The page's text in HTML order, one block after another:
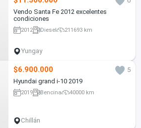
Vendo Santa Fe 2012 excelentes
condiciones
2012 Diesel 211693 km
Yungay
$6.900.000
5
Hyundai grand i-10 2019
2019 Bencina 40000 km
Chillán